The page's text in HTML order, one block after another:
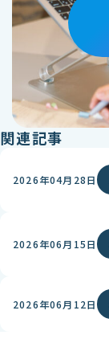
関連記事
2026年04月28日
2026年06月15日
2026年06月12日